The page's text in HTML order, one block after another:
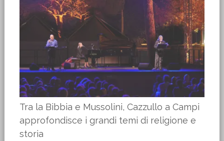
Tra la Bibbia e Mussolini, Cazzullo a Campi
approfondisce i grandi temi di religione e
storia